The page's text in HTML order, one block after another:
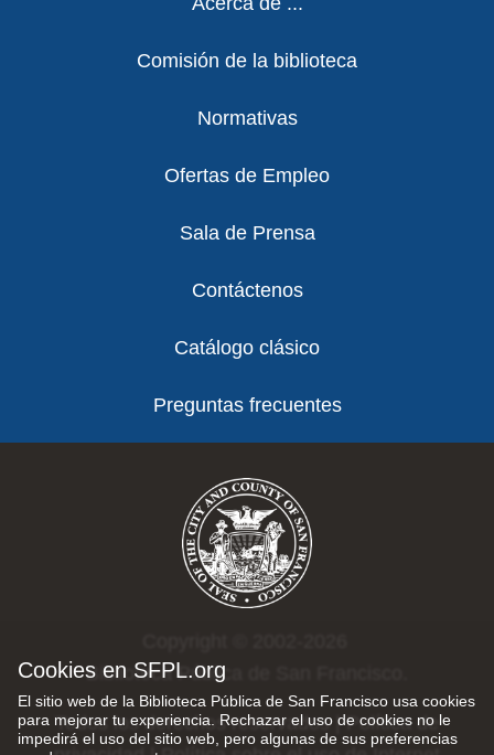
Cookies en SFPL.org
El sitio web de la Biblioteca Pública de San Francisco usa cookies
para mejorar tu experiencia. Rechazar el uso de cookies no le
impedirá el uso del sitio web, pero algunas de sus preferencias
Comisión de la biblioteca
Normativas
Ofertas de Empleo
Sala de Prensa
Contáctenos
Catálogo clásico
Preguntas frecuentes
Biblioteca Pública de San Francisco.
Todos los derechos reservados |Política de